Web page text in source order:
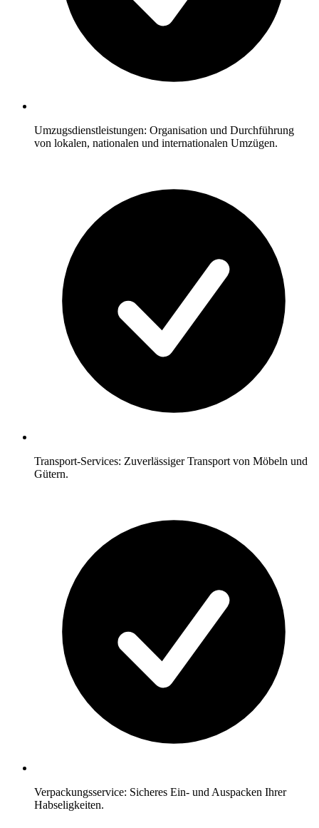
Umzugsdienstleistungen: Organisation und Durchführung
von lokalen, nationalen und internationalen Umzügen.
Transport-Services: Zuverlässiger Transport von Möbeln und
Gütern.
Verpackungsservice: Sicheres Ein- und Auspacken Ihrer
Habseligkeiten.